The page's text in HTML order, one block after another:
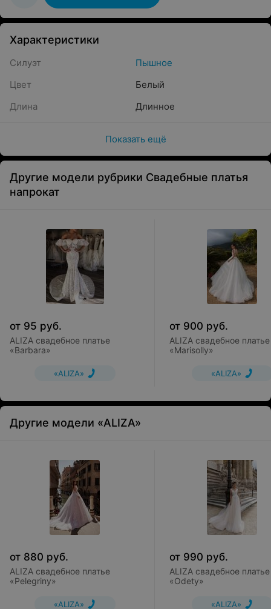
Характеристики
Силуэт
Пышное
Цвет
Белый
Длина
Длинное
Показать ещё
Другие модели рубрики Свадебные платья
напрокат
от 95 руб.
ALIZA свадебное платье
«Barbara»
«ALIZA»
от 900 руб.
ALIZA свадебное платье
«Marisolly»
«ALIZA»
Другие модели «ALIZA»
от 880 руб.
ALIZA свадебное платье
«Pelegriny»
«ALIZA»
от 990 руб.
ALIZA свадебное платье
«Odety»
«ALIZA»